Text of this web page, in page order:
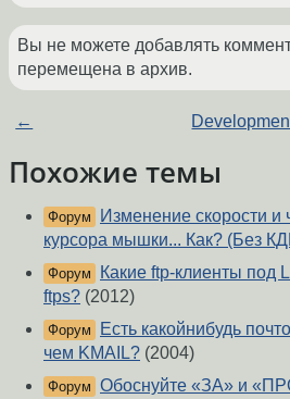
Вы не можете добавлять
перемещена в архив.
←
Похожие темы
Форум
Изменение скорости и
курсора мышки... Как? (Без
Форум
Какие ftp-клиенты под
ftps? (2012)
Форум
Есть какойнибудь
чем KMAIL? (2004)
Форум Обоснуйте «ЗА» и